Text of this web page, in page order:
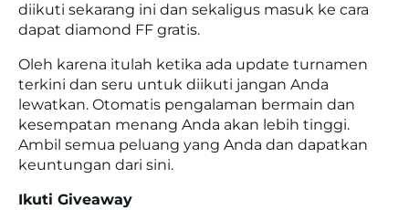
diikuti sekarang ini dan sekaligus masuk ke cara
dapat diamond FF gratis.
Oleh karena itulah ketika ada update turnamen
terkini dan seru untuk diikuti jangan Anda
lewatkan. Otomatis pengalaman bermain dan
kesempatan menang Anda akan lebih tinggi.
Ambil semua peluang yang Anda dan dapatkan
keuntungan dari sini.
Ikuti Giveaway